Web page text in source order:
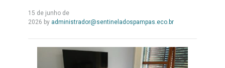
15 de junho de
2026 by administrador@sentineladospampas.eco.brLeia